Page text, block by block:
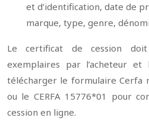
et d’identification, date de
marque, type, genre,
Le certificat de cession
exemplaires par l’acheteur et
télécharger le formulaire Cerfa
ou le CERFA 15776*01 pour
cession en ligne.